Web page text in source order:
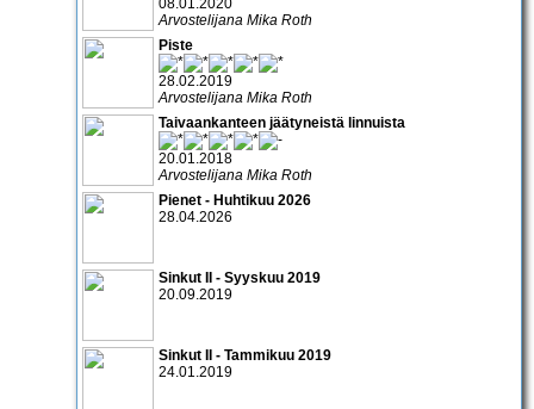
Arvostelijana Mika Roth
Piste
28.02.2019
Arvostelijana Mika Roth
Taivaankanteen jäätyneistä linnuista
20.01.2018
Arvostelijana Mika Roth
Pienet - Huhtikuu 2026
28.04.2026
Sinkut II - Syyskuu 2019
20.09.2019
Sinkut II - Tammikuu 2019
24.01.2019